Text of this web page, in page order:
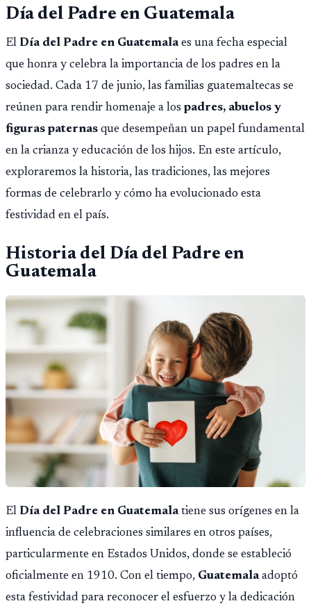
Día del Padre en Guatemala
El Día del Padre en Guatemalaes una fecha especial
que honra y celebra la importancia de los padres en la
sociedad. Cada 17 de junio, las familias guatemaltecas se
reúnen para rendir homenaje a los padres, abuelos y
figuras paternas que desempeñan un papel fundamental
en la crianza y educación de los hijos. En este artículo,
exploraremos la historia, las tradiciones, las mejores
formas de celebrarlo y cómo ha evolucionado esta
festividad en el país.
Historia del Día del Padre en
Guatemala
El Día del Padre en Guatemalatiene sus orígenes en la
influencia de celebraciones similares en otros países,
particularmente en Estados Unidos, donde se estableció
oficialmente en 1910. Con el tiempo, Guatemalaadoptó
esta festividad para reconocer el esfuerzo y la dedicación